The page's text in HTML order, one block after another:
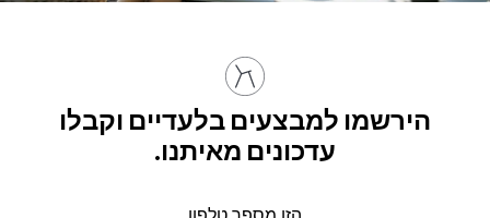
הירשמו למבצעים בלעדיים וקבלו
עדכונים מאיתנו.